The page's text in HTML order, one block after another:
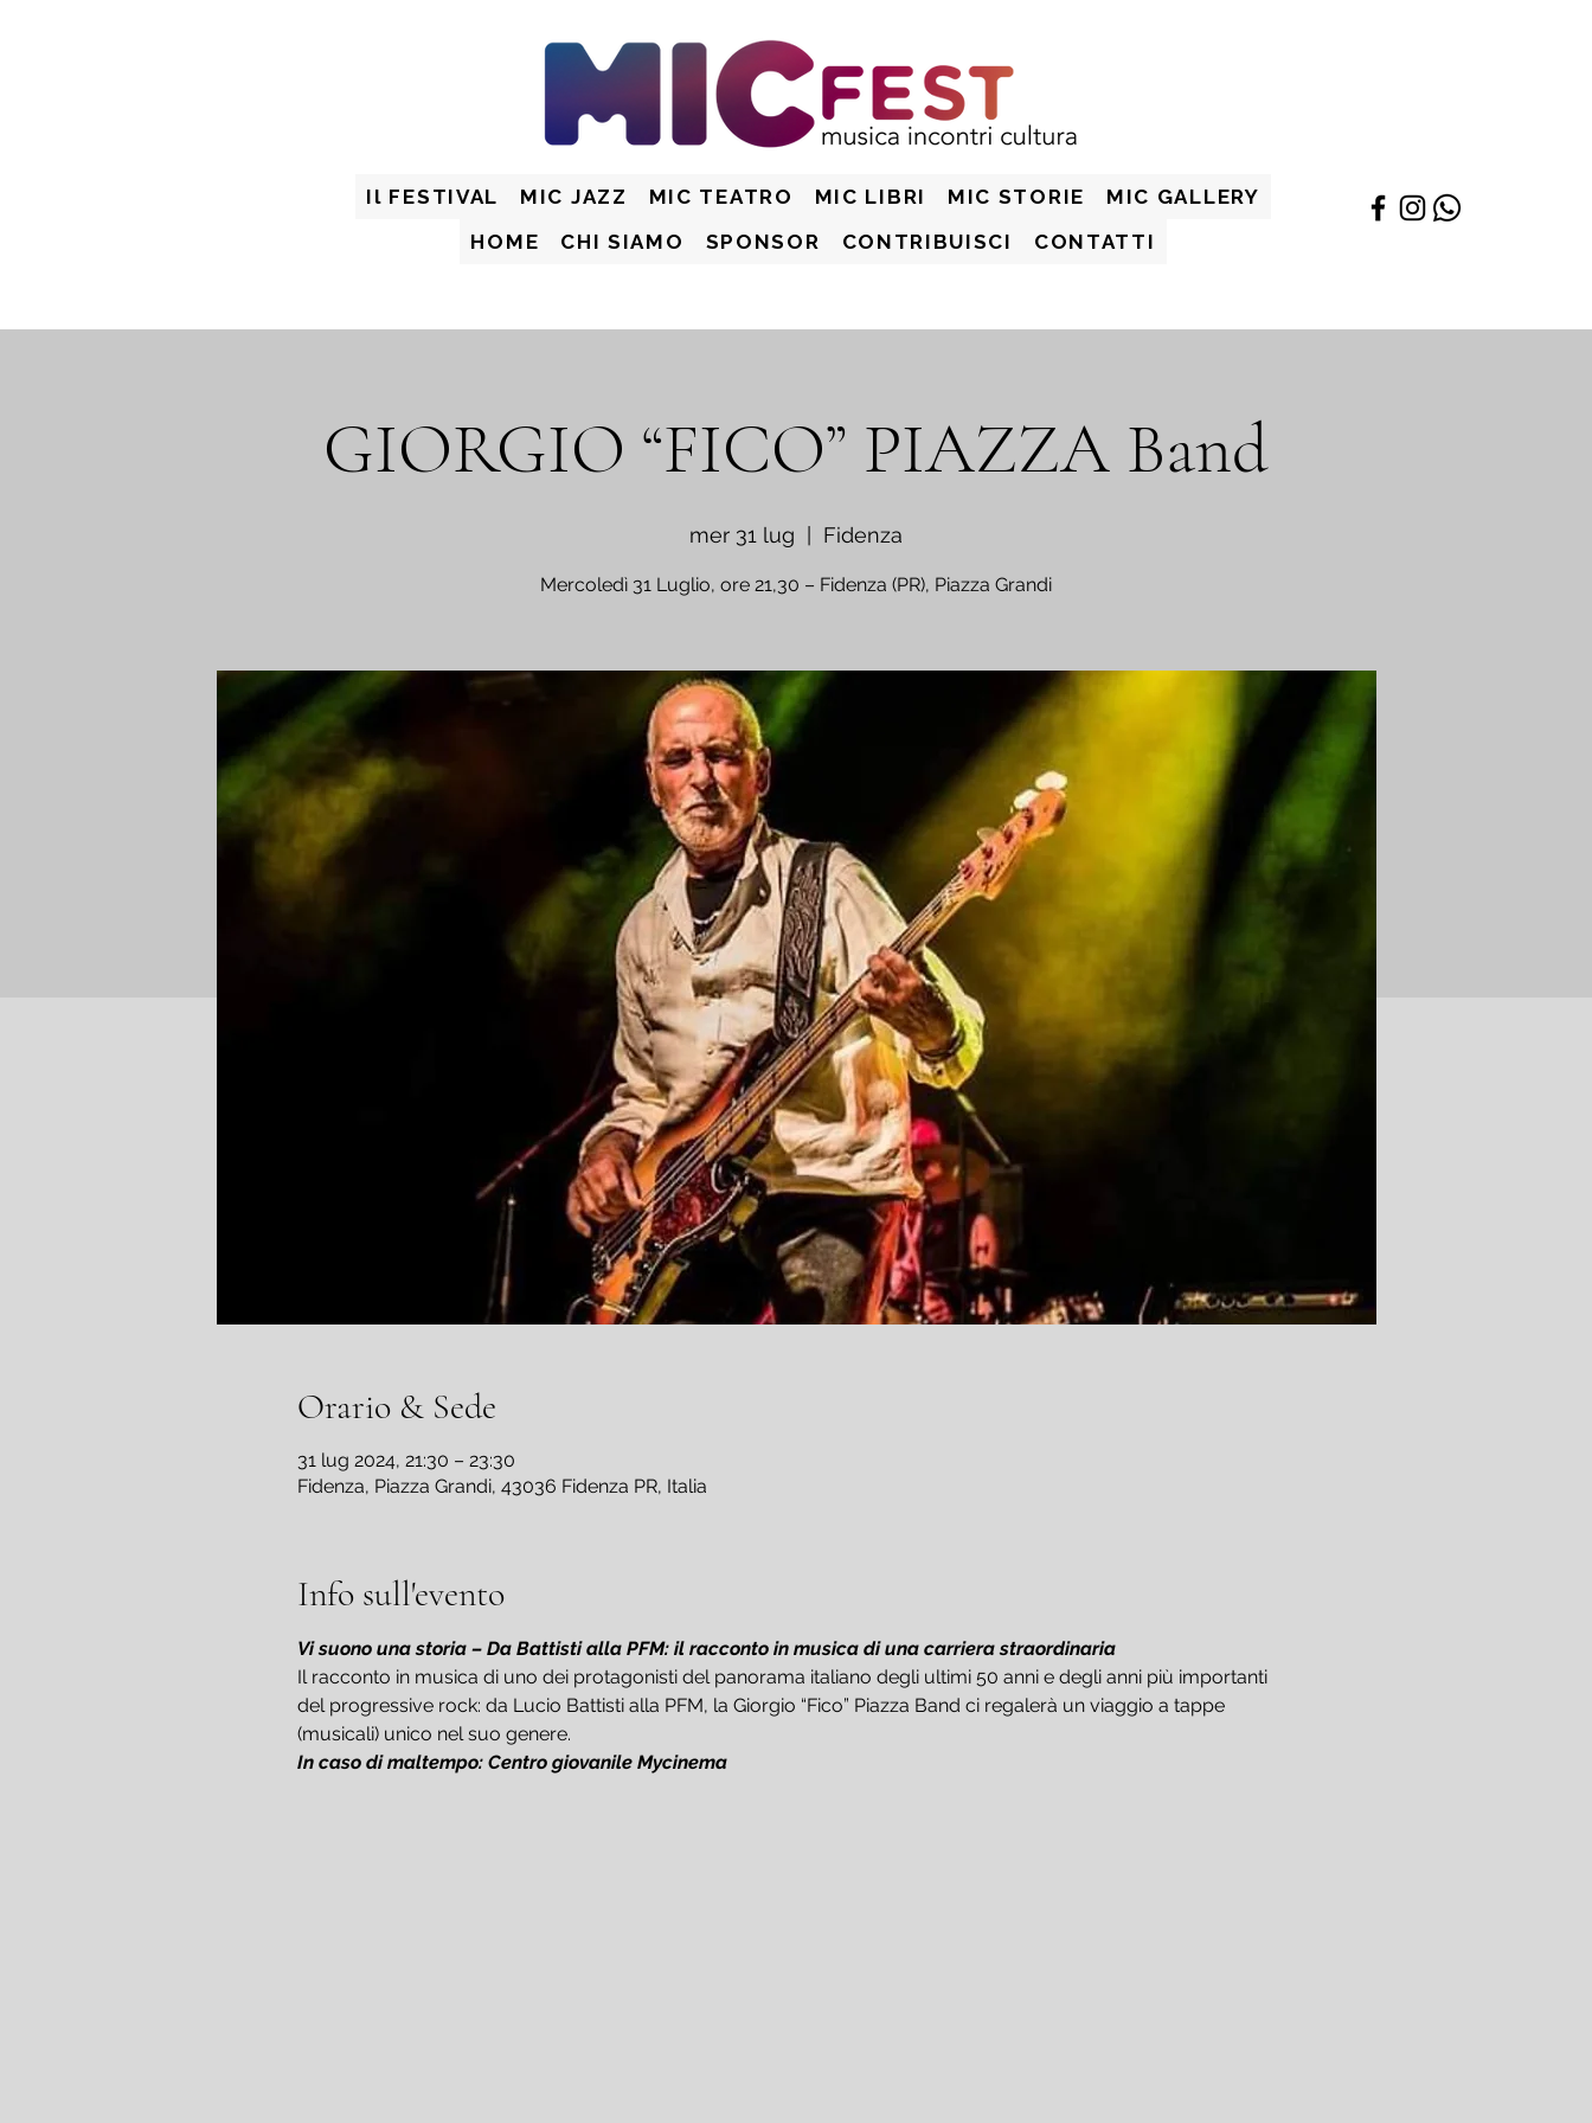
Il FESTIVAL MIC JAZZ MIC TEATRO MIC LIBRI MIC STORIE
MIC GALLERY
HOME
CHI SIAMO SPONSOR CONTRIBUISCI CONTATTI
GIORGIO “FICO” PIAZZA Band
mer 31 lug Fidenza
Orario & Sede
31 lug 2024, 21:30 – 23:30
Fidenza, Piazza Grandi, 43036 Fidenza PR, Italia
Info sull'evento
Vi suono una storia – Da Battisti alla PFM: il racconto in musica di una carriera straordinaria
Il racconto in musica di uno dei protagonisti del panorama italiano degli ultimi 50 anni e degli anni più importanti
del progressive rock: da Lucio Battisti alla PFM, la Giorgio “Fico” Piazza Band ci regalerà un viaggio a tappe
(musicali) unico nel suo genere.
In caso di maltempo: Centro giovanile Mycinema